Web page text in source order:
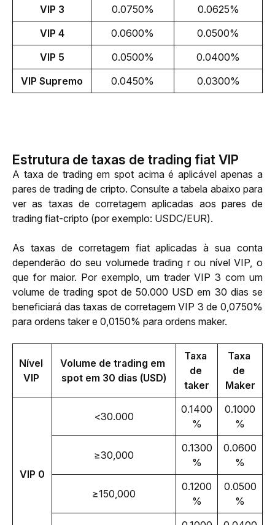
VIP 3 0.0750%
0.0625%
VIP 4
0.0600%
0.0500%
VIP 5
0.0500%
0.0400%
VIP Supremo
0.0450% 0.0300%
Estrutura de taxas de trading fiat VIP
A taxa de trading em spot acima é aplicável apenas a
pares de trading de cripto. Consulte a tabela abaixo para
ver as taxas de corretagem aplicadas aos pares de
trading fiat-cripto (por exemplo: USDC/EUR).
As taxas de corretagem fiat aplicadas à sua conta
dependerão do seu volumede trading r ou nível VIP, o
que for maior. Por exemplo, um trader VIP 3 com um
volume de trading spot de 50.000 USD em 30 dias se
beneficiará das taxas de corretagem VIP 3 de 0,0750%
para ordens taker e 0,0150% para ordens maker.
Nível
VIP
Volume de trading em
spot em 30 dias (USD)
Taxa
de
taker
Taxa
de
Maker
VIP 0
<30.000
0.1400
%
0.1000
%
≥30,000
0.1300
%
0.0600
%
≥150,000
0.1200
%
0.0500
%